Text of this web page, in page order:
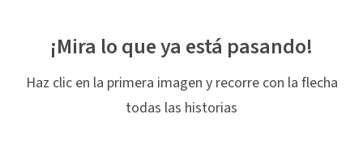
¡Mira lo que ya está pasando!
Haz clic en la primera imagen y recorre con la flecha
todas las historias